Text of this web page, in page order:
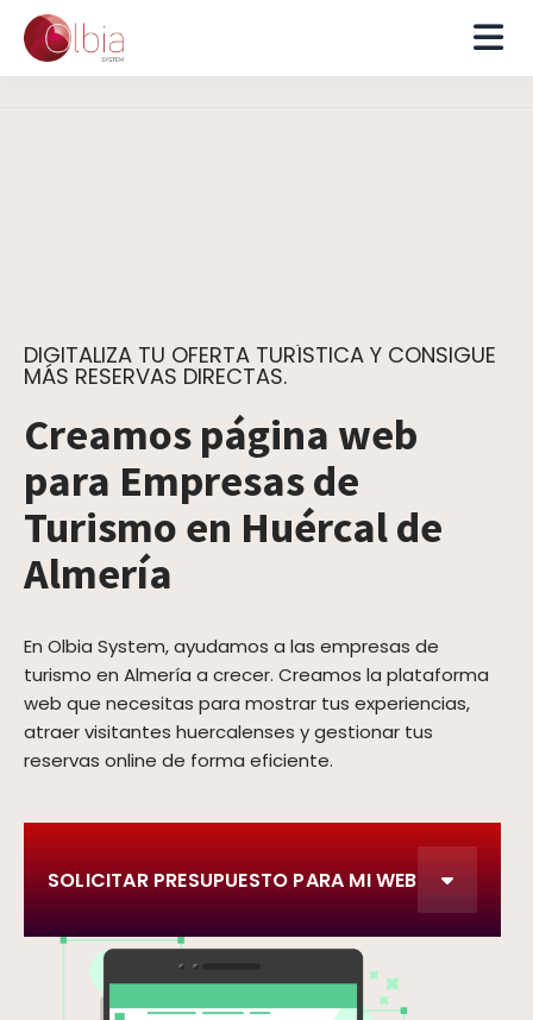
DIGITALIZA TU OFERTA TURÍSTICA Y CONSIGUE
MÁS RESERVAS DIRECTAS.
Creamos página web
para Empresas de
Turismo en Huércal de
Almería
En Olbia System, ayudamos a las empresas de
turismo en Almería a crecer. Creamos la plataforma
web que necesitas para mostrar tus experiencias,
atraer visitantes huercalenses y gestionar tus
reservas online de forma eficiente.
SOLICITAR PRESUPUESTO PARA MI WEB